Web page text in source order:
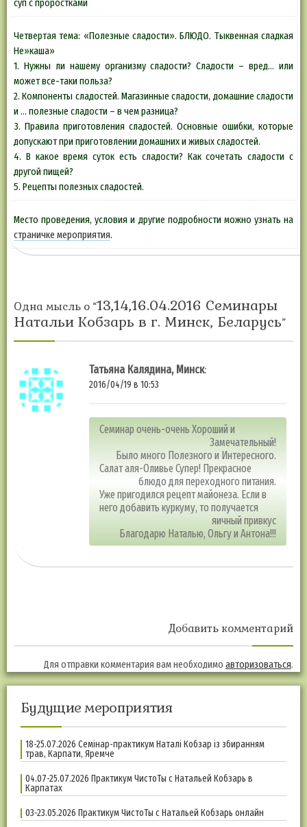
суп с проростками
Четвертая тема: «Полезные сладости». БЛЮДО. Тыквенная сладкая
Не»каша»
1. Нужны ли нашему организму сладости? Сладости – вред… или
может все-таки польза?
2. Компоненты сладостей. Магазинные сладости, домашние сладости
и … полезные сладости – в чем разница?
3. Правила приготовления сладостей. Основные ошибки, которые
допускают при приготовлении домашних и живых сладостей.
4. В какое время суток есть сладости? Как сочетать сладости с
другой пищей?
5. Рецепты полезных сладостей.
Место проведения, условия и другие подробности можно узнать на
страничке мероприятия.
Одна мысль о “13,14,16.04.2016 Семинары
Натальи Кобзарь в г. Минск, Беларусь”
Татьяна Калядина, Минск:
2016/04/19 в 10:53
Семинар очень-очень Хороший и
Замечательный!
Было много Полезного и Интересного.
Салат аля-Оливье Супер! Прекрасное
блюдо для переходного питания.
Уже пригодился рецепт майонеза. Если в
него добавить куркуму, то получается
яичный привкус
Благодарю Наталью, Ольгу и Антона!!!
Добавить комментарий
Для отправки комментария вам необходимо авторизоваться.
Будущие мероприятия
18-25.07.2026 Семінар-практикум Наталі Кобзар із збиранням
трав, Карпати, Яремче
04.07-25.07.2026 Практикум ЧистоТы с Натальей Кобзарь в
Карпатах
03-23.05.2026 Практикум ЧистоТы с Натальей Кобзарь онлайн